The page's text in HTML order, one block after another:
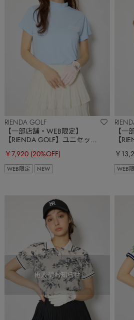
RIENDA GOLF
【一部店舗・WEB限定】
【RIENDA GOLF】ユニセック
スモックネックTシャツ
￥7,920 (20%OFF)
WEB限定 NEW
【一
【
￥
WEB